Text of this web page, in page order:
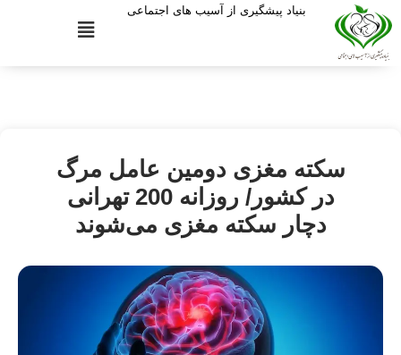
بنیاد پیشگیری از آسیب های اجتماعی
سکته مغزی دومین عامل مرگ
در کشور/ روزانه 200 تهرانی
دچار سکته مغزی می‌شوند